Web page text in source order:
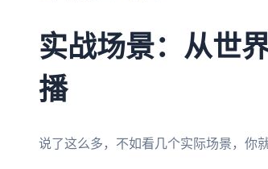
实战场景：从世
播
说了这么多，不如看几个实际场景，你